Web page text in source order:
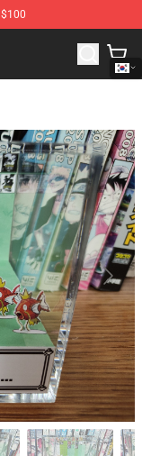
Store of Pokemon